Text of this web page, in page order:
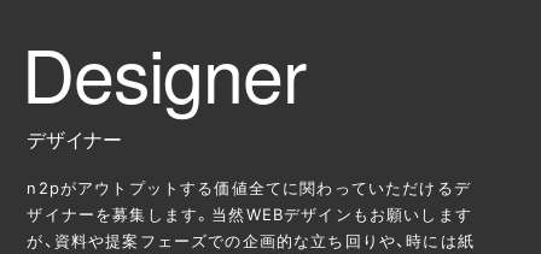
デザイナー
n2pがアウトプットする価値全てに関わっていただけるデ
ザイナーを募集します。当然WEBデザインもお願いします
が、資料や提案フェーズでの企画的な立ち回りや、時には紙